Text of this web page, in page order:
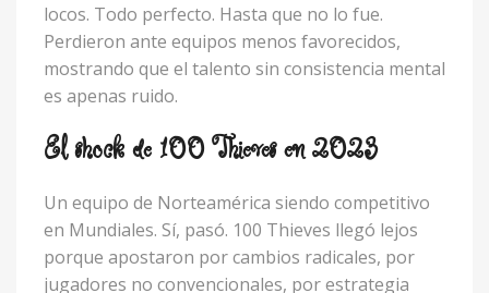
locos. Todo perfecto. Hasta que no lo fue.
Perdieron ante equipos menos favorecidos,
mostrando que el talento sin consistencia mental
es apenas ruido.
El shock de 100 Thieves en 2023
Un equipo de Norteamérica siendo competitivo
en Mundiales. Sí, pasó. 100 Thieves llegó lejos
porque apostaron por cambios radicales, por
jugadores no convencionales, por estrategia